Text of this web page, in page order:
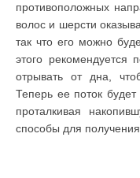
противоположных
волос и шерсти
так что его можно
этого рекомендуется
отрывать от дна,
Теперь ее поток будет
проталкивая
способы для